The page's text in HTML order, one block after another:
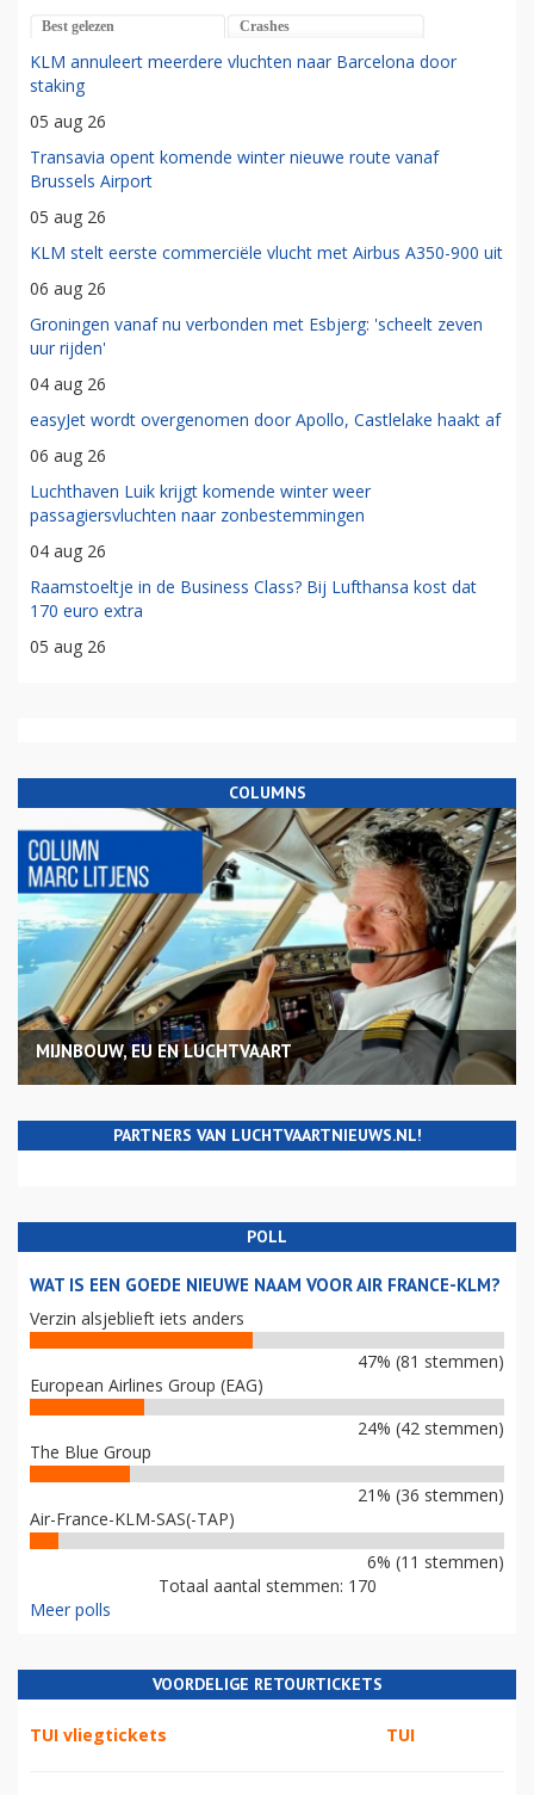
Best gelezen Crashes
KLM annuleert meerdere vluchten naar Barcelona door
staking
05 aug 26
Transavia opent komende winter nieuwe route vanaf
Brussels Airport
05 aug 26
KLM stelt eerste commerciële vlucht met Airbus A350-900 uit
06 aug 26
Groningen vanaf nu verbonden met Esbjerg: 'scheelt zeven
uur rijden'
04 aug 26
easyJet wordt overgenomen door Apollo, Castlelake haakt af
06 aug 26
Luchthaven Luik krijgt komende winter weer
passagiersvluchten naar zonbestemmingen
04 aug 26
Raamstoeltje in de Business Class? Bij Lufthansa kost dat
170 euro extra
05 aug 26
COLUMNS
MIJNBOUW, EU EN LUCHTVAART
PARTNERS VAN LUCHTVAARTNIEUWS.NL!
POLL
WAT IS EEN GOEDE NIEUWE NAAM VOOR AIR FRANCE-KLM?
Verzin alsjeblieft iets anders
47% (81 stemmen)
European Airlines Group (EAG)
24% (42 stemmen)
The Blue Group
21% (36 stemmen)
Air-France-KLM-SAS(-TAP)
6% (11 stemmen)
Totaal aantal stemmen: 170
Meer polls
VOORDELIGE RETOURTICKETS
TUI vliegtickets TUI